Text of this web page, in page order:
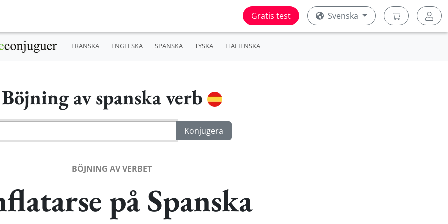
Gratis test Svenska
FRANSKA ENGELSKA SPANSKA TYSKA ITALIENSKA
Böjning av spanska verb
BÖJNING AV VERBET
på Spanska